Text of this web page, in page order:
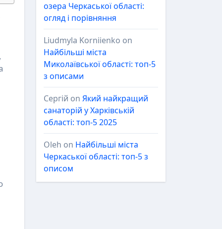
озера Черкаської області:
огляд і порівняння
Liudmyla Korniienko on
Найбільші міста
Миколаївської області: топ-5
з описами
Сергій on Який найкращий
санаторій у Харківській
області: топ-5 2025
Oleh on Найбільші міста
Черкаської області: топ-5 з
описом